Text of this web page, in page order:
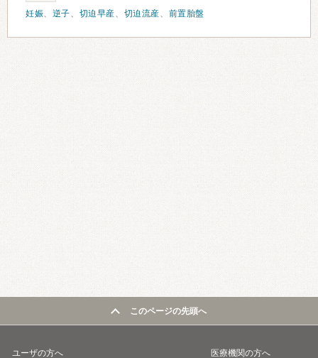
妊娠、 逆子、 切迫早産、 切迫流産、 前置胎盤
このページの先頭へ
ユーザの方へ 医療機関の方へ